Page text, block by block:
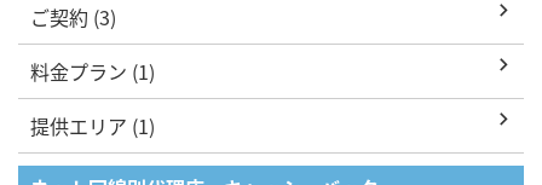
ご契約 (3)
料金プラン (1)
提供エリア (1)